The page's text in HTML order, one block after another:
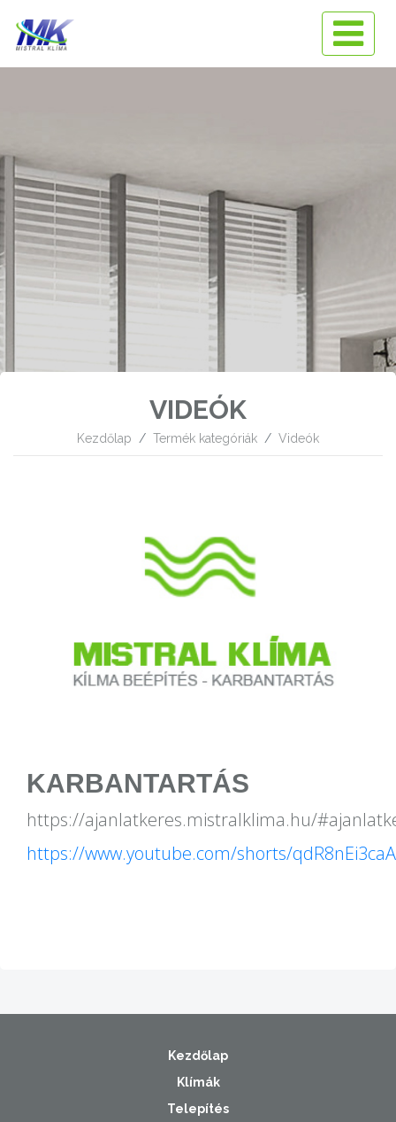
VIDEÓK
Kezdőlap Termék kategóriák Videók
KARBANTARTÁS
https://ajanlatkeres.mistralklima.hu/
https://www.youtube.com/shorts/qdR8nEi3caA
Kezdőlap
Klímák
Telepítés